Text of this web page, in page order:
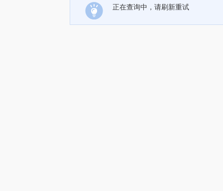
正在查询中，请刷新重试